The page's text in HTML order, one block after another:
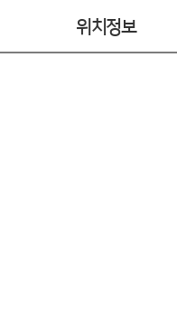
위치정보